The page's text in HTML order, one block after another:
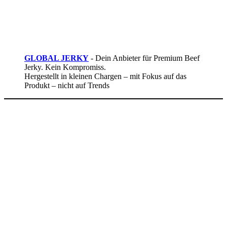
GLOBAL JERKY - Dein Anbieter für Premium Beef
Jerky. Kein Kompromiss.
Hergestellt in kleinen Chargen – mit Fokus auf das
Produkt – nicht auf Trends